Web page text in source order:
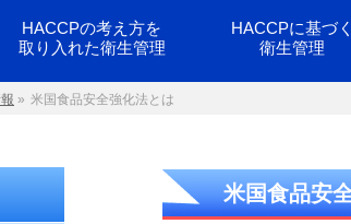
HACCPの考え方を
取り入れた衛生管理
HACCPに基づく
衛生管理
» 米国食品安全強化法とは
米国食品安